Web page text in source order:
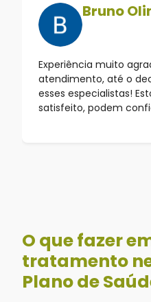
Bruno
Experiência muito
atendimento, até o
esses especialistas!
satisfeito, podem
O que fazer
tratamento
Plano de